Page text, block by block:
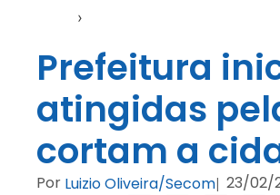
›
Prefeitura
atingidas
cortam a
Por Luizio Oliveira/Secom| 23/02/